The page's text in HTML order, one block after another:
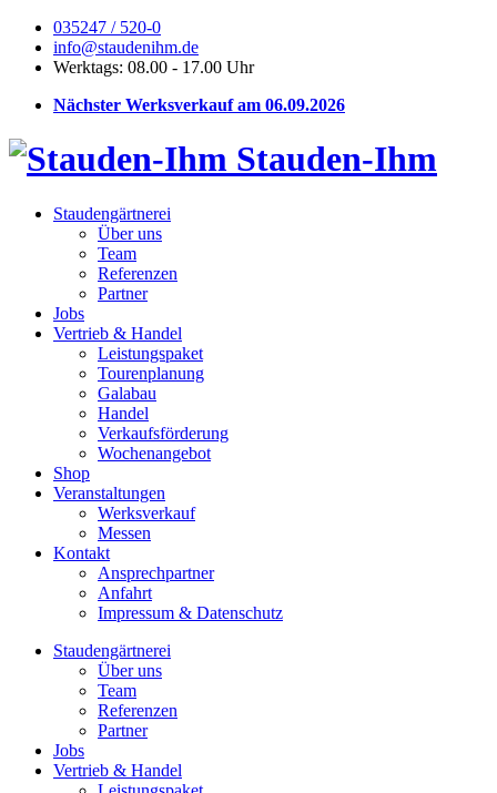
035247 / 520-0
info@staudenihm.de
Werktags: 08.00 - 17.00 Uhr
Nächster Werksverkauf am 06.09.2026
Stauden-Ihm
Staudengärtnerei
Über uns
Team
Referenzen
Partner
Jobs
Vertrieb & Handel
Leistungspaket
Tourenplanung
Galabau
Handel
Verkaufsförderung
Wochenangebot
Shop
Veranstaltungen
Werksverkauf
Messen
Kontakt
Ansprechpartner
Anfahrt
Impressum & Datenschutz
Staudengärtnerei
Über uns
Team
Referenzen
Partner
Jobs
Vertrieb & Handel